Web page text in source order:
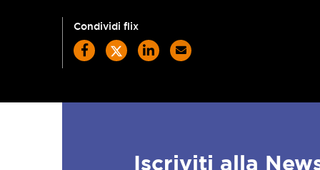
Condividi flix
Iscriviti alla